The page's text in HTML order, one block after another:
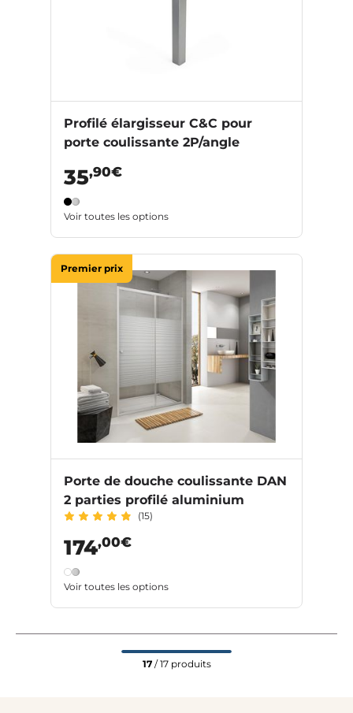
Profilé élargisseur C&C pour
porte coulissante 2P/angle
35,90€
Voir toutes les options
Premier prix
Porte de douche coulissante DAN
2 parties profilé aluminium
(15)
174,00€
Voir toutes les options
17/ 17 produits